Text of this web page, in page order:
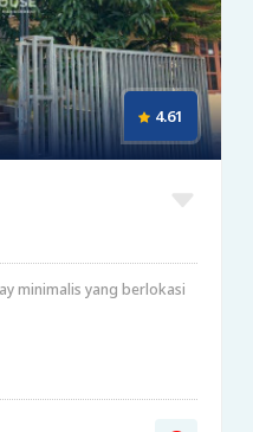
4.61
minimalis yang berlokasi